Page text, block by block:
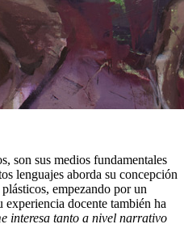
son sus medios fundamentales
lenguajes aborda su concepción
empezando por un
docente también ha
interesa tanto a nivel narrativo